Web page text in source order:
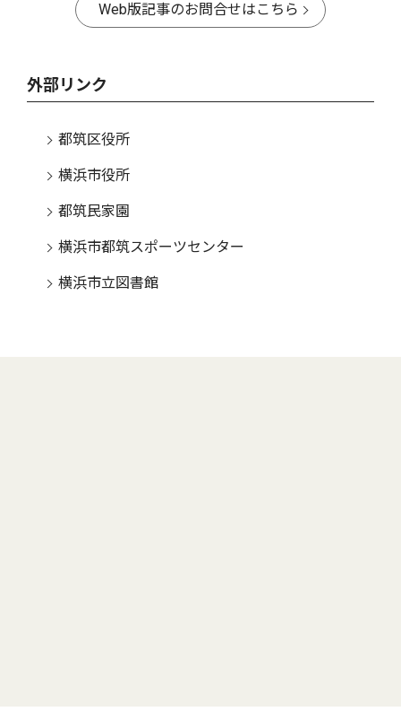
Web版記事のお問合せはこちら
外部リンク
都筑区役所
横浜市役所
都筑民家園
横浜市都筑スポーツセンター
横浜市立図書館